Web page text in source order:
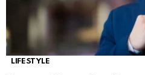
LIFESTYLE